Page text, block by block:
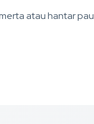
atau hantar